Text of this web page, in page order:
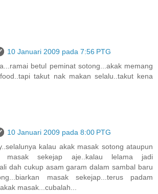
10 Januari 2009 pada 7:56 PTG
betul peminat sotong...akak memang
takut nak makan selalu..takut kena
10 Januari 2009 pada 8:00 PTG
kalau akak masak sotong ataupun
masak sekejap aje..kalau lelama jadi
dah cukup asam garam dalam sambal baru
masak sekejap...terus padam
masak...cubalah...